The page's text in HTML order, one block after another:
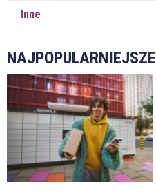
Inne
NAJPOPULARNIEJSZE